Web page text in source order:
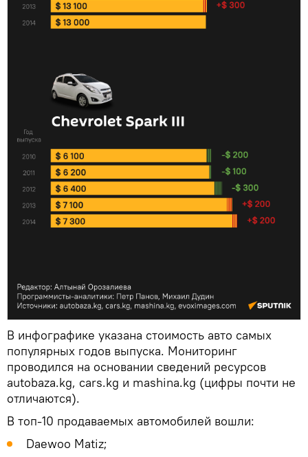
В инфографике указана стоимость авто самых
популярных годов выпуска. Мониторинг
проводился на основании сведений ресурсов
autobaza.kg, cars.kg и mashina.kg (цифры почти не
отличаются).
В топ-10 продаваемых автомобилей вошли:
Daewoo Matiz;